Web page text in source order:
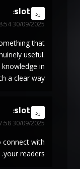
slot
says:
30/09/2025 at 18:54
رد
that
useful.
in
a clear way.
slot
says:
30/09/2025 at 17:58
رد
connect with
your readers.